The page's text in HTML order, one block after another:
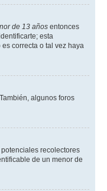
de 13 años entonces
esta
correcta o tal vez haya
algunos foros
recolectores
de un menor de